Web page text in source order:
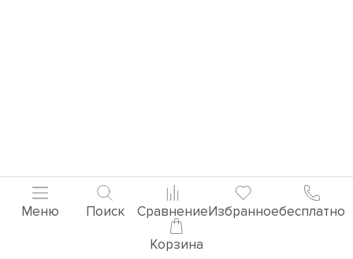
Меню Поиск СравнениеИзбранноебесплатно
Корзина